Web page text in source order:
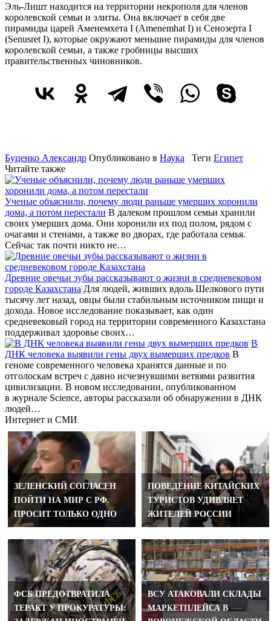
Эль-Лишт находится на территории некрополя для членов
королевской семьи и элиты. Она включает в себя две
пирамиды царей Аменемхета I (Amenemhat I) и Сенозерта I
(Senusret I), которые окружают меньшие пирамиды для членов
королевской семьи, а также гробницы высших
правительственных чиновников.
Буценко Александр Опубликовано в Наука Теги Египет
Читайте также
Ученые объяснили, почему люди раньше умерших хоронили
дома, а потом перестали В далеком прошлом семьи хранили
своих умерших дома. Они хоронили их под полом, рядом с
очагами и стенами, а также во дворах, где работала семья.
Сейчас так почти никто не…
Древние овечьи зубы рассказывают о жизни в средневековом
городе Казахстана Для людей, живших вдоль Шелкового пути
тысячу лет назад, овцы были стабильным источником пищи и
дохода. Новое исследование показывает, как один
средневековый город на территории современного Казахстана
поддерживал здоровье своих…
В
ДНК человека выявили гены двух вымерших предков В
геноме современного человека хранятся данные и по
отголоскам встреч с давно исчезнувшими ветвями развития
цивилизации. В новом исследовании, опубликованном
в журнале Science, авторы рассказали об обнаружении в ДНК
людей…
Интернет и СМИ
ЗЕЛЕНСКИЙ СОГЛАСЕН
ПОЙТИ НА МИР С РФ.
ПРОСИТ ТОЛЬКО ОДНО
ПОВЕДЕНИЕ КИТАЙСКИХ
ТУРИСТОВ УДИВЛЯЕТ
ЖИТЕЛЕЙ РОССИИ
ФСБ ПРЕДОТВРАТИЛА
ТЕРАКТ У ПРОКУРАТУРЫ:
ВСУ АТАКОВАЛИ СКЛАДЫ
МАРКЕТПЛЕЙСА В